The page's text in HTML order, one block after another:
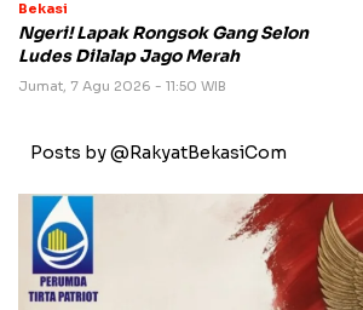
Bekasi
Ngeri! Lapak Rongsok Gang Selon
Ludes Dilalap Jago Merah
Jumat, 7 Agu 2026 - 11:50 WIB
Posts by @RakyatBekasiCom